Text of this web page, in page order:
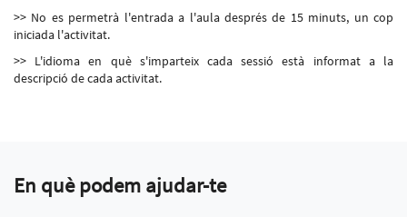
>> No es permetrà l'entrada a l'aula després de 15 minuts, un cop
iniciada l'activitat.
>> L'idioma en què s'imparteix cada sessió està informat a la
descripció de cada activitat.
En què podem ajudar-te